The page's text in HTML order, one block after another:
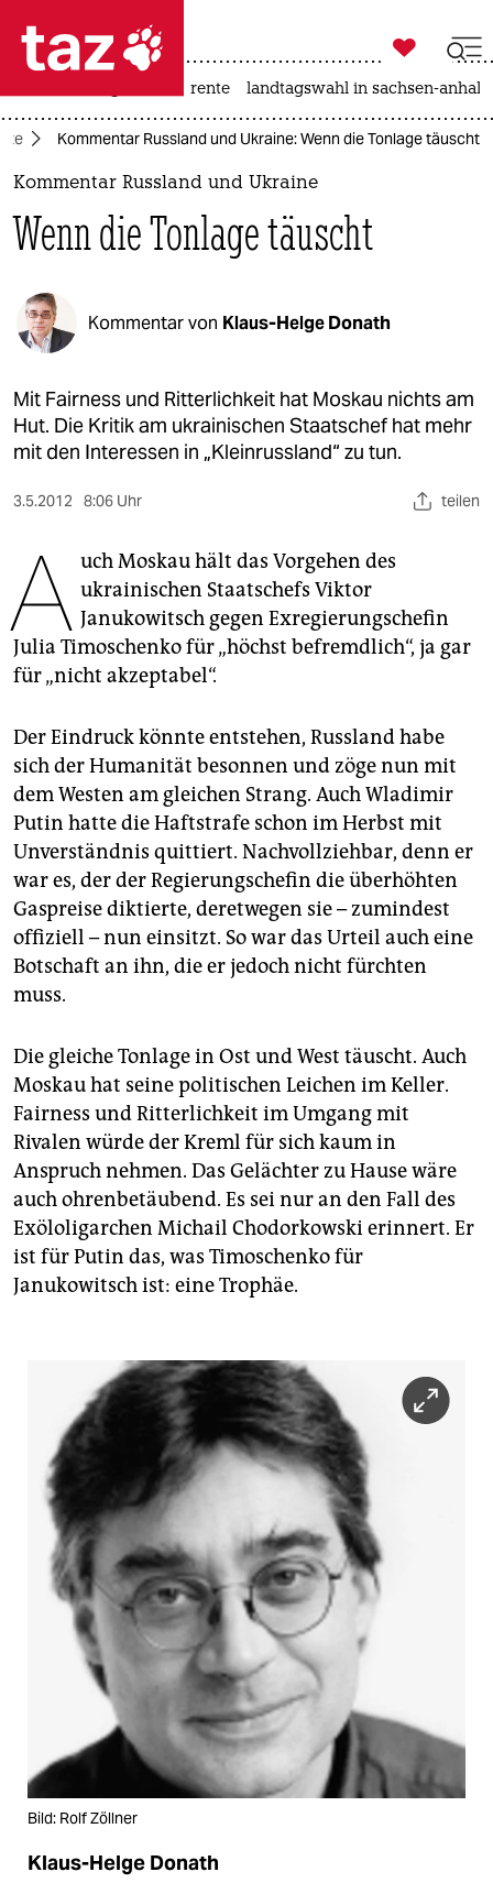
 taz zahl ich
taz zahl ich
politik
öko
gesellschaft
kultur
sport
berlin
wahrheit
verlag
verlag
veranstaltungen
shop
fragen & hilfe
unterstützen
abo
genossenschaft
epaper login

taz zahl ich
rente landtagswahl in sachsen-anhalt
Kommentar Russland und Ukraine: Wenn die Tonlage täuscht
Kommentar Russland und Ukraine
Wenn die Tonlage täuscht
Kommentar von Klaus-Helge Donath
Mit Fairness und Ritterlichkeit hat Moskau nichts am
Hut. Die Kritik am ukrainischen Staatschef hat mehr
mit den Interessen in „Kleinrussland“ zu tun.
3.5.2012 8:06 Uhr teilen
A uch Moskau hält das Vorgehen des
ukrainischen Staatschefs Viktor
Janukowitsch gegen Exregierungschefin
Julia Timoschenko für „höchst befremdlich“, ja gar
für „nicht akzeptabel“.
Der Eindruck könnte entstehen, Russland habe
sich der Humanität besonnen und zöge nun mit
dem Westen am gleichen Strang. Auch Wladimir
Putin hatte die Haftstrafe schon im Herbst mit
Unverständnis quittiert. Nachvollziehbar, denn er
war es, der der Regierungschefin die überhöhten
Gaspreise diktierte, deretwegen sie – zumindest
offiziell – nun einsitzt. So war das Urteil auch eine
Botschaft an ihn, die er jedoch nicht fürchten
muss.
Die gleiche Tonlage in Ost und West täuscht. Auch
Moskau hat seine politischen Leichen im Keller.
Fairness und Ritterlichkeit im Umgang mit
Rivalen würde der Kreml für sich kaum in
Anspruch nehmen. Das Gelächter zu Hause wäre
auch ohrenbetäubend. Es sei nur an den Fall des
Exöloligarchen Michail Chodorkowski erinnert. Er
ist für Putin das, was Timoschenko für
Janukowitsch ist: eine Trophäe.
Bild: Rolf Zöllner
Klaus-Helge Donath